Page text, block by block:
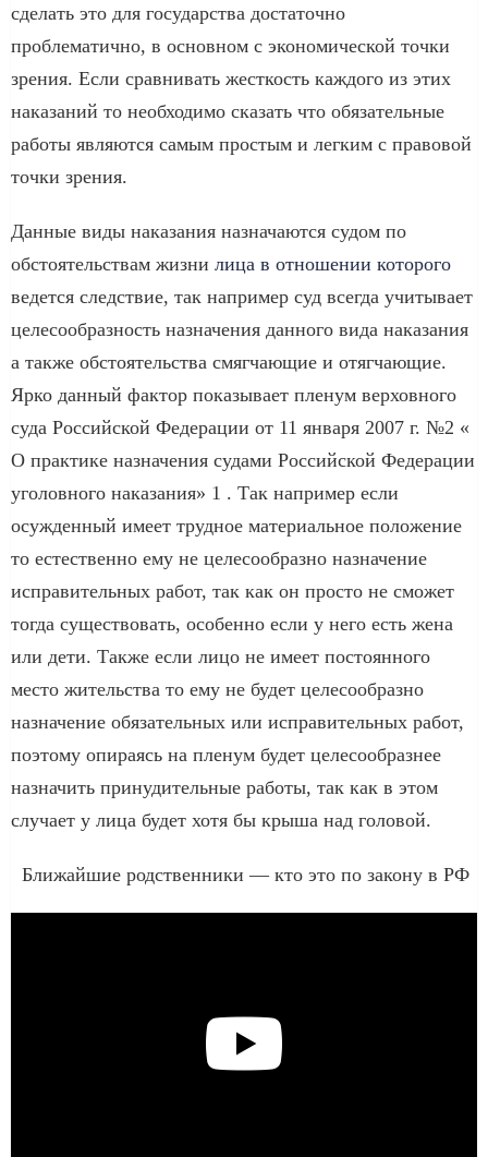
сделать это для государства достаточно
проблематично, в основном с экономической точки
зрения. Если сравнивать жесткость каждого из этих
наказаний то необходимо сказать что обязательные
работы являются самым простым и легким с правовой
точки зрения.
Данные виды наказания назначаются судом по
обстоятельствам жизни лица в отношении которого
ведется следствие, так например суд всегда учитывает
целесообразность назначения данного вида наказания
а также обстоятельства смягчающие и отягчающие.
Ярко данный фактор показывает пленум верховного
суда Российской Федерации от 11 января 2007 г. №2 «
О практике назначения судами Российской Федерации
уголовного наказания» 1 . Так например если
осужденный имеет трудное материальное положение
то естественно ему не целесообразно назначение
исправительных работ, так как он просто не сможет
тогда существовать, особенно если у него есть жена
или дети. Также если лицо не имеет постоянного
место жительства то ему не будет целесообразно
назначение обязательных или исправительных работ,
поэтому опираясь на пленум будет целесообразнее
назначить принудительные работы, так как в этом
случает у лица будет хотя бы крыша над головой.
Ближайшие родственники — кто это по закону в РФ